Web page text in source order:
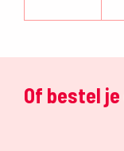
Of bestel